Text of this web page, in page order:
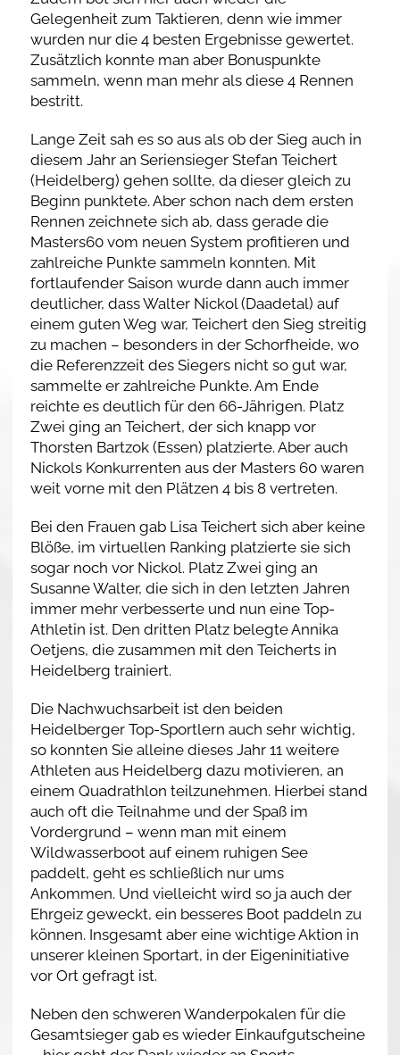
Gelegenheit zum Taktieren, denn wie immer
wurden nur die 4 besten Ergebnisse gewertet.
Zusätzlich konnte man aber Bonuspunkte
sammeln, wenn man mehr als diese 4 Rennen
bestritt.
Lange Zeit sah es so aus als ob der Sieg auch in
diesem Jahr an Seriensieger Stefan Teichert
(Heidelberg) gehen sollte, da dieser gleich zu
Beginn punktete. Aber schon nach dem ersten
Rennen zeichnete sich ab, dass gerade die
Masters60 vom neuen System profitieren und
zahlreiche Punkte sammeln konnten. Mit
fortlaufender Saison wurde dann auch immer
deutlicher, dass Walter Nickol (Daadetal) auf
einem guten Weg war, Teichert den Sieg streitig
zu machen – besonders in der Schorfheide, wo
die Referenzzeit des Siegers nicht so gut war,
sammelte er zahlreiche Punkte. Am Ende
reichte es deutlich für den 66-Jährigen. Platz
Zwei ging an Teichert, der sich knapp vor
Thorsten Bartzok (Essen) platzierte. Aber auch
Nickols Konkurrenten aus der Masters 60 waren
weit vorne mit den Plätzen 4 bis 8 vertreten.
Bei den Frauen gab Lisa Teichert sich aber keine
Blöße, im virtuellen Ranking platzierte sie sich
sogar noch vor Nickol. Platz Zwei ging an
Susanne Walter, die sich in den letzten Jahren
immer mehr verbesserte und nun eine Top-
Athletin ist. Den dritten Platz belegte Annika
Oetjens, die zusammen mit den Teicherts in
Heidelberg trainiert.
Die Nachwuchsarbeit ist den beiden
Heidelberger Top-Sportlern auch sehr wichtig,
so konnten Sie alleine dieses Jahr 11 weitere
Athleten aus Heidelberg dazu motivieren, an
einem Quadrathlon teilzunehmen. Hierbei stand
auch oft die Teilnahme und der Spaß im
Vordergrund – wenn man mit einem
Wildwasserboot auf einem ruhigen See
paddelt, geht es schließlich nur ums
Ankommen. Und vielleicht wird so ja auch der
Ehrgeiz geweckt, ein besseres Boot paddeln zu
können. Insgesamt aber eine wichtige Aktion in
unserer kleinen Sportart, in der Eigeninitiative
vor Ort gefragt ist.
Neben den schweren Wanderpokalen für die
Gesamtsieger gab es wieder Einkaufgutscheine